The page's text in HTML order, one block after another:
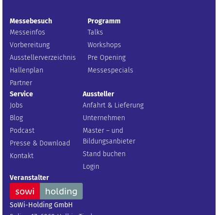
Messebesuch
Messeinfos
Vorbereitung
Ausstellerverzeichnis
Hallenplan
Partner
Programm
Talks
Workshops
Pre Opening
Messespecials
Service
Jobs
Blog
Podcast
Presse & Download
Kontakt
Aussteller
Anfahrt & Lieferung
Unternehmen
Master – und
Bildungsanbieter
Stand buchen
Login
Veranstalter
SoWi-Holding GmbH